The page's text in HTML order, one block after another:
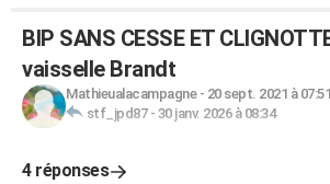
BIP SANS CESSE ET
vaisselle Brandt
Mathieualacampagne- 20 sept. 2021 à 07:51
stf_jpd87- 30 janv. 2026 à 08:34
4 réponses